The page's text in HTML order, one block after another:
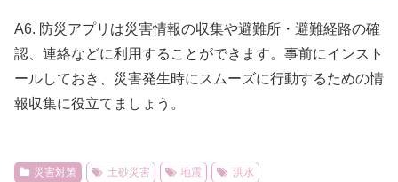
A6. 防災アプリは災害情報の収集や避難所・避難経路の確
認、連絡などに利用することができます。事前にインスト
ールしておき、災害発生時にスムーズに行動するための情
報収集に役立てましょう。
災害対策 土砂災害 地震 洪水